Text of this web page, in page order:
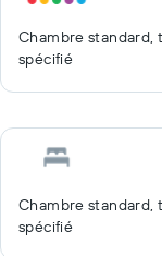
Chambre standard,
spécifié
Chambre standard,
spécifié